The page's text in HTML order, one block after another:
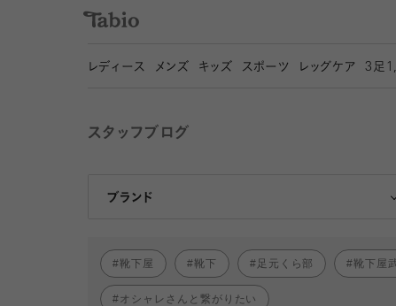
レディース メンズ キッズ スポーツ レッグケア 3 足
スタッフブログ
ブランド
Tabio
靴下屋 靴下 足元くら部 靴下屋
オシャレさんと繋がりたい